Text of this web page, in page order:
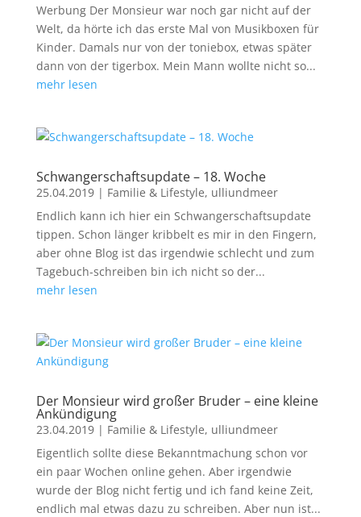
Werbung Der Monsieur war noch gar nicht auf der
Welt, da hörte ich das erste Mal von Musikboxen für
Kinder. Damals nur von der toniebox, etwas später
dann von der tigerbox. Mein Mann wollte nicht so...
mehr lesen
Schwangerschaftsupdate – 18. Woche
25.04.2019| Familie & Lifestyle, ulliundmeer
Endlich kann ich hier ein Schwangerschaftsupdate
tippen. Schon länger kribbelt es mir in den Fingern,
aber ohne Blog ist das irgendwie schlecht und zum
Tagebuch-schreiben bin ich nicht so der...
mehr lesen
Der Monsieur wird großer Bruder – eine kleine
Ankündigung
23.04.2019| Familie & Lifestyle, ulliundmeer
Eigentlich sollte diese Bekanntmachung schon vor
ein paar Wochen online gehen. Aber irgendwie
wurde der Blog nicht fertig und ich fand keine Zeit,
endlich mal etwas dazu zu schreiben. Aber nun ist...